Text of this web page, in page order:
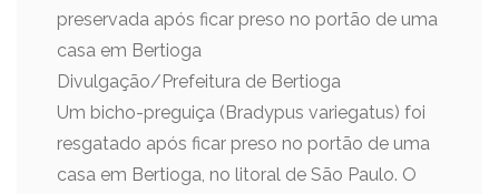
preservada após ficar preso no portão de uma
casa em Bertioga
Divulgação/Prefeitura de Bertioga
Um bicho-preguiça (Bradypus variegatus) foi
resgatado após ficar preso no portão de uma
casa em Bertioga, no litoral de São Paulo. O